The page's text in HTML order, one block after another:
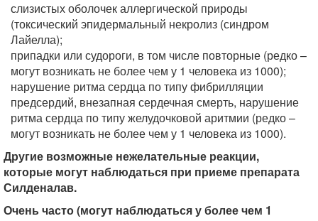
слизистых оболочек аллергической природы
(токсический эпидермальный некролиз (синдром
Лайелла);
припадки или судороги, в том числе повторные (редко –
могут возникать не более чем у 1 человека из 1000);
нарушение ритма сердца по типу фибрилляции
предсердий, внезапная сердечная смерть, нарушение
ритма сердца по типу желудочковой аритмии (редко –
могут возникать не более чем у 1 человека из 1000).
Другие возможные нежелательные реакции,
которые могут наблюдаться при приеме препарата
Силденалав.
Очень часто (могут наблюдаться у более чем 1